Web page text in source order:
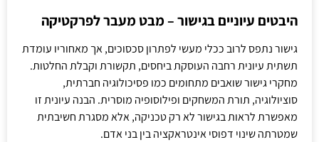
היבטים עיוניים בגישור – מבט מעבר לפרקטיקה
גישור נתפס לרוב ככלי מעשי לפתרון סכסוכים, אך מאחוריו עומדת
תשתית עיונית רחבה העוסקת ביחסים, תקשורת וקבלת החלטות.
מחקרי גישור שואבים מתחומים כמו פסיכולוגיה חברתית,
סוציולוגיה, תורת המשחקים ופילוסופיה מוסרית. הבנה עיונית זו
מאפשרת לראות בגישור לא רק טכניקה, אלא מסגרת חשיבתית
שמטרתה שינוי דפוסי אינטראקציה בין בני אדם.